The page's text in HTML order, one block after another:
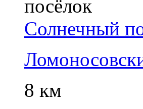
Солнечный
8 км